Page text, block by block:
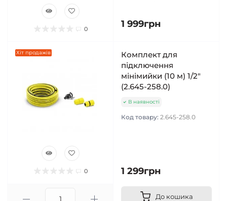
0 1 999грн
Хіт продажів
0
Комплект для
підключення
мінімийки (10 м) 1/2"
(2.645-258.0)
В наявності
Код товару: 2.645-258.0
1 299грн
До кошика